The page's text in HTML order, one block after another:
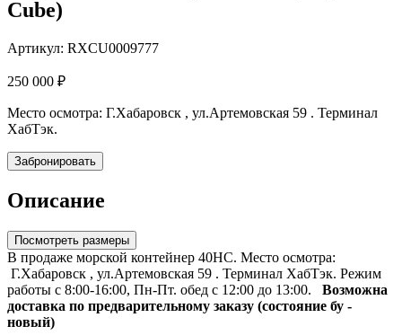
Cube)
Артикул: RXCU0009777
250 000 ₽
Место осмотра: Г.Хабаровск , ул.Артемовская 59 . Терминал
ХабТэк.
Забронировать
Описание
Посмотреть размеры
В продаже морской контейнер 40HC. Место осмотра:
Г.Хабаровск , ул.Артемовская 59 . Терминал ХабТэк. Режим
работы с 8:00-16:00, Пн-Пт. обед с 12:00 до 13:00. Возможна
доставка по предварительному заказу (состояние бу -
новый)